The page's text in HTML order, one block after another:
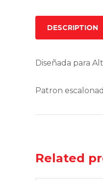
DESCRIPTION
Diseñada para
Patron
Related